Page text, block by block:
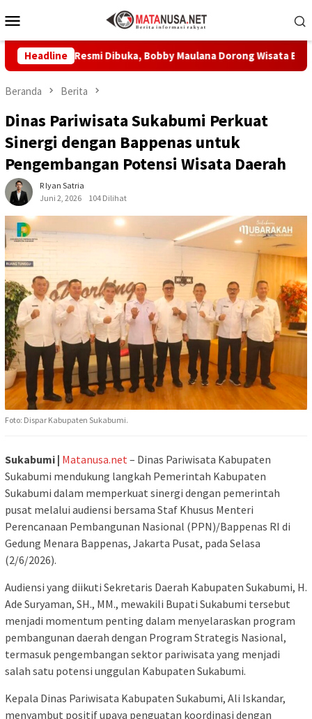
ke
Mobile
Headline
Resmi Dibuka, Bobby Maulana Dorong Wisata Budaya Kota
Beranda Berita
Dinas Pariwisata Sukabumi Perkuat
Sinergi dengan Bappenas untuk
Pengembangan Potensi Wisata Daerah
R Iyan Satria
Juni 2, 2026
104 Dilihat
Foto: Dispar Kabupaten Sukabumi.
Sukabumi | Matanusa.net – Dinas Pariwisata Kabupaten
Sukabumi mendukung langkah Pemerintah Kabupaten
Sukabumi dalam memperkuat sinergi dengan pemerintah
pusat melalui audiensi bersama Staf Khusus Menteri
Perencanaan Pembangunan Nasional (PPN)/Bappenas RI di
Gedung Menara Bappenas, Jakarta Pusat, pada Selasa
(2/6/2026).
Audiensi yang diikuti Sekretaris Daerah Kabupaten Sukabumi, H.
Ade Suryaman, SH., MM., mewakili Bupati Sukabumi tersebut
menjadi momentum penting dalam menyelaraskan program
pembangunan daerah dengan Program Strategis Nasional,
termasuk pengembangan sektor pariwisata yang menjadi
salah satu potensi unggulan Kabupaten Sukabumi.
Kepala Dinas Pariwisata Kabupaten Sukabumi, Ali Iskandar,
menyambut positif upaya penguatan koordinasi dengan